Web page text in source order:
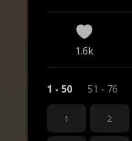
1.6k
1 - 50 51 - 76
1 2